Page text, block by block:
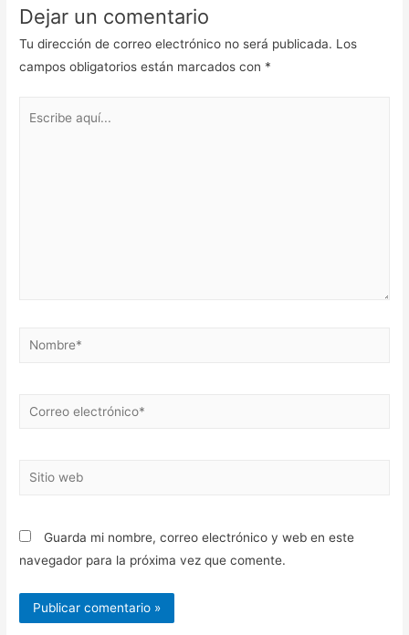
Dejar un comentario
Tu dirección de correo electrónico no será publicada. Los
campos obligatorios están marcados con *
Nombre*
Correo
Sitio
Guarda mi nombre, correo electrónico y web en este
navegador para la próxima vez que comente.